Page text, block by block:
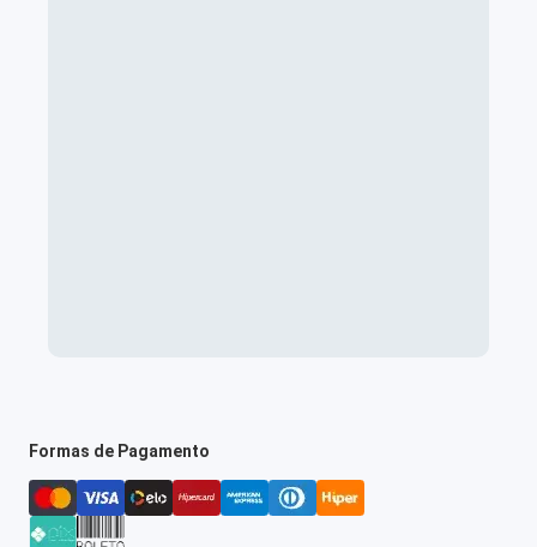
Formas de Pagamento